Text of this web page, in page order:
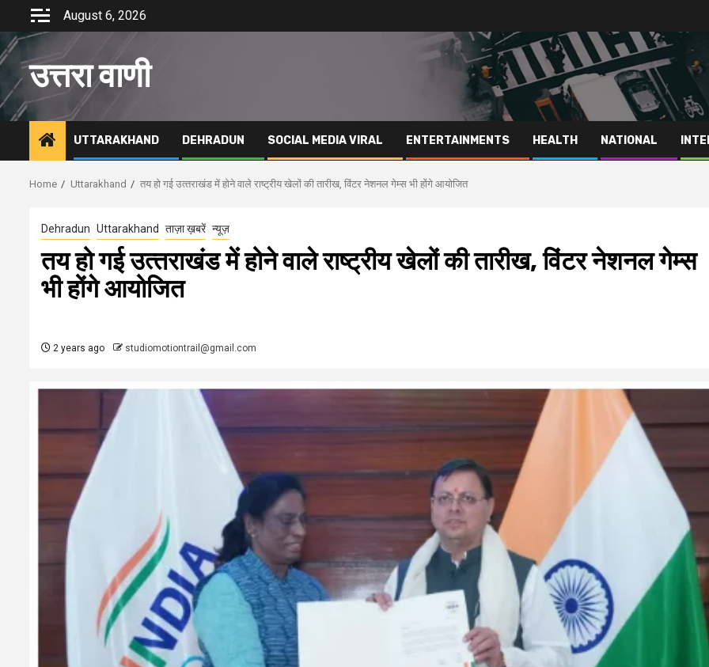
content
August 6, 2026
उत्तरा वाणी
UTTARAKHAND DEHRADUN SOCIAL MEDIA VIRAL ENTERTAINMENTS HEALTH NATIONAL
Home Uttarakhand तय हो गई उत्‍तराखंड में होने वाले राष्ट्रीय खेलों की तारीख, विंटर नेशनल गेम्स भी होंगे आयोजित
Dehradun Uttarakhand ताज़ा ख़बरें न्यूज़
तय हो गई उत्‍तराखंड में होने वाले राष्ट्रीय खेलों की तारीख, विंटर नेशनल गेम्स
भी होंगे आयोजित
2 years ago studiomotiontrail@gmail.com